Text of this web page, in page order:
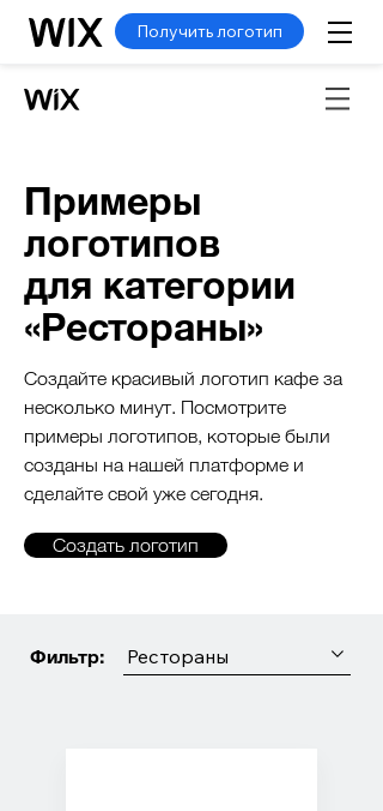
Получить логотип
Примеры
логотипов
для категории
«Рестораны»
Создайте красивый логотип кафе за
несколько минут. Посмотрите
примеры логотипов, которые были
созданы на нашей платформе и
сделайте свой уже сегодня.
Создать логотип
Фильтр: Рестораны